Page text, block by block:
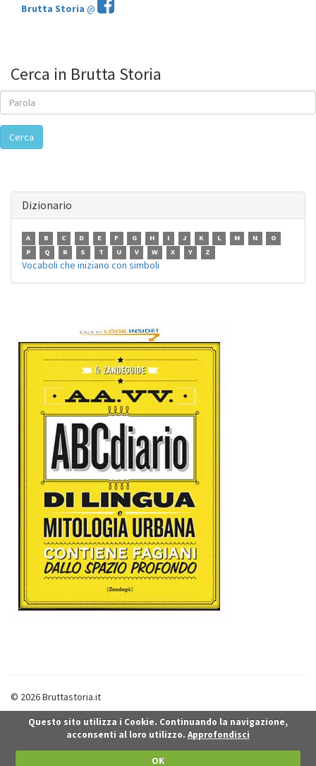
Brutta Storia @
Cerca in Brutta Storia
Cerca
Dizionario
A B C D E F G H I J K L M N
O
P
Q R S T U V W X Y Z
Vocaboli che iniziano con simboli
© 2026 Bruttastoria.it
Questo sito utilizza i Cookie. Continuando la navigazione,
acconsenti al loro utilizzo. Approfondisci
OK